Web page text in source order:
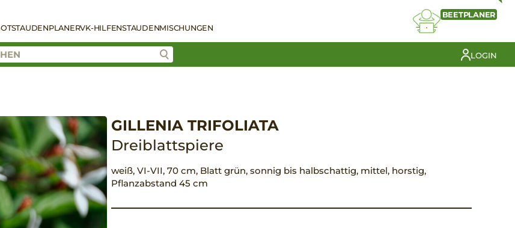
STAUDENPLANERVK-HILFENSTAUDENMISCHUNGEN
BEETPLANER
LOGIN
GILLENIA TRIFOLIATA
Dreiblattspiere
weiß, VI-VII, 70 cm, Blatt grün, sonnig bis halbschattig, mittel, horstig,
Pflanzabstand 45 cm